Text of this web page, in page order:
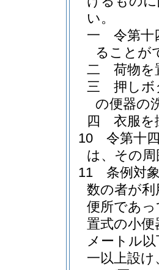
い。
一
令第十
ることが
二
荷物を
三
押しボ
の便器の
四
衣服を
10
令第十
は、その
11
条例対
数の者が
便所であ
置式の小便
メートル
一以上設